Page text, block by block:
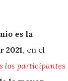
es la
, en el
los participantes